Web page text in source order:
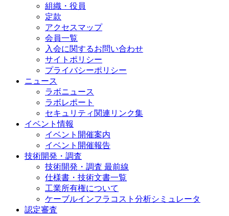
組織・役員
定款
アクセスマップ
会員一覧
入会に関するお問い合わせ
サイトポリシー
プライバシーポリシー
ニュース
ラボニュース
ラボレポート
セキュリティ関連リンク集
イベント情報
イベント開催案内
イベント開催報告
技術開発・調査
技術開発・調査 最前線
仕様書・技術文書一覧
工業所有権について
ケーブルインフラコスト分析シミュレータ
認定審査